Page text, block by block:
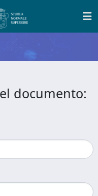
documento: